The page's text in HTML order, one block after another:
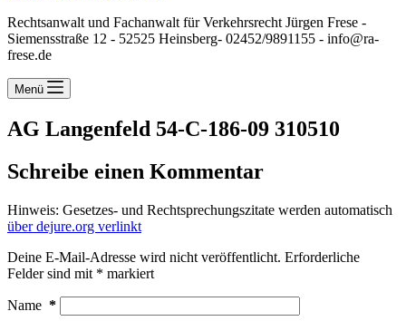
Rechtsanwalt und Fachanwalt für Verkehrsrecht Jürgen Frese -
Siemensstraße 12 - 52525 Heinsberg- 02452/9891155 - info@ra-
frese.de
Menü
AG Langenfeld 54-C-186-09 310510
Schreibe einen Kommentar
Hinweis: Gesetzes- und Rechtsprechungszitate werden automatisch
über dejure.org verlinkt
Deine E-Mail-Adresse wird nicht veröffentlicht. Erforderliche
Felder sind mit * markiert
Name *